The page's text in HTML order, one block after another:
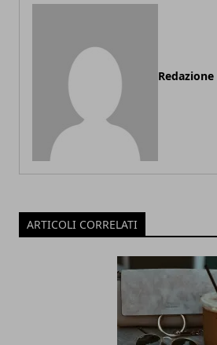
Redazione
ARTICOLI CORRELATI